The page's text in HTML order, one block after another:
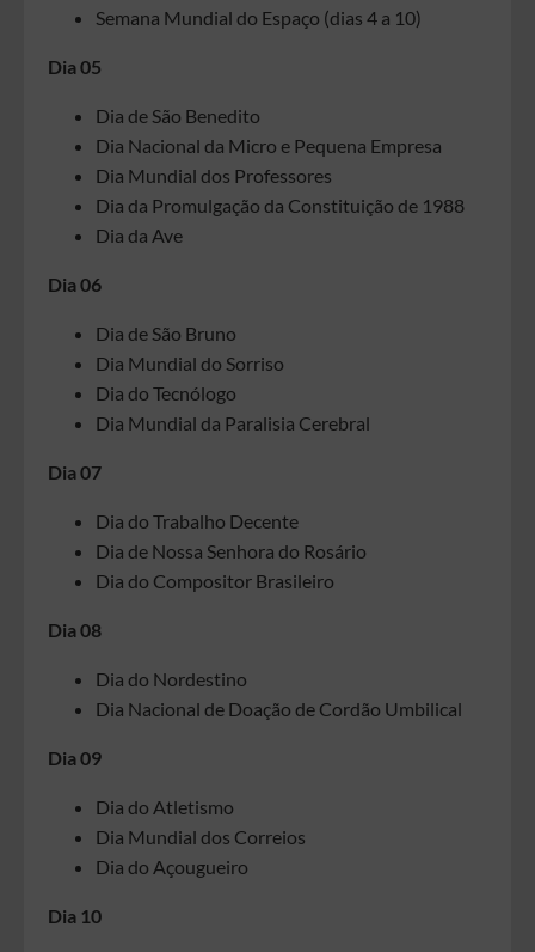
Semana Mundial do Espaço (dias 4 a 10)
Dia 05
Dia de São Benedito
Dia Nacional da Micro e Pequena Empresa
Dia Mundial dos Professores
Dia da Promulgação da Constituição de 1988
Dia da Ave
Dia 06
Dia de São Bruno
Dia Mundial do Sorriso
Dia do Tecnólogo
Dia Mundial da Paralisia Cerebral
Dia 07
Dia do Trabalho Decente
Dia de Nossa Senhora do Rosário
Dia do Compositor Brasileiro
Dia 08
Dia do Nordestino
Dia Nacional de Doação de Cordão Umbilical
Dia 09
Dia do Atletismo
Dia Mundial dos Correios
Dia do Açougueiro
Dia 10